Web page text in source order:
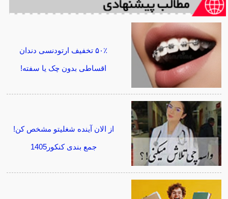
۵۰٪ تخفیف ارتودنسی دندان
اقساطی بدون چک یا سفته!
از الان آینده شغلیتو مشخص کن!
جمع بندی کنکور1405